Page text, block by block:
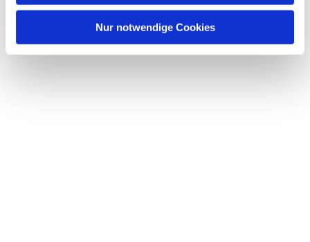
Nur notwendige Cookies